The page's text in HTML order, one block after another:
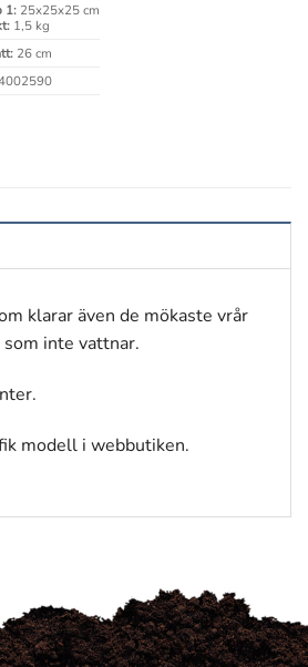
1:25x25x25 cm
1,5 kg
26 cm
klarar även de mökaste vrår
inte vattnar.
modell i webbutiken.